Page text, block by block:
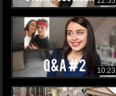
10:23